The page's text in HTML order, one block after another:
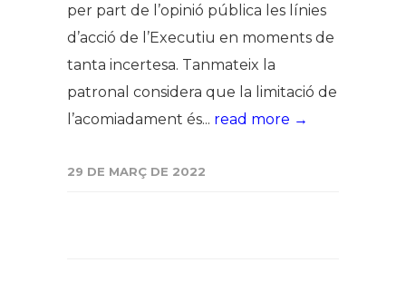
per part de l’opinió pública les línies
d’acció de l’Executiu en moments de
tanta incertesa. Tanmateix la
patronal considera que la limitació de
l’acomiadament és... read more →
29 DE MARÇ DE 2022